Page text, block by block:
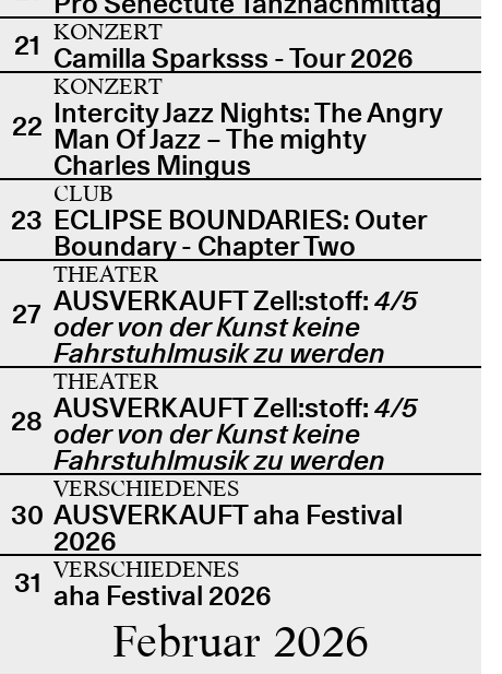
21 KONZERT
Camilla Sparksss - Tour 2026
22
KONZERT
Intercity Jazz Nights: The Angry
Man Of Jazz – The mighty
Charles Mingus
23
CLUB
ECLIPSE BOUNDARIES: Outer
Boundary - Chapter Two
27
THEATER
AUSVERKAUFT Zell:stoff: 4/5
oder von der Kunst keine
Fahrstuhlmusik zu werden
28
THEATER
AUSVERKAUFT Zell:stoff: 4/5
oder von der Kunst keine
Fahrstuhlmusik zu werden
30
VERSCHIEDENES
AUSVERKAUFT aha Festival
2026
31 VERSCHIEDENES
aha Festival 2026
Februar 2026